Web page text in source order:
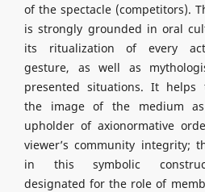
of the spectacle (competitors).
is strongly grounded in oral
its ritualization of every
gesture, as well as
presented situations. It helps
the image of the medium
upholder of axionormative
viewer’s community integrity;
in this symbolic
designated for the role of